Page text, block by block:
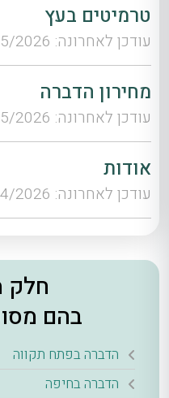
טרמיטים בעץ
עודכן לאחרונה: 07/05/2026, 14:47
מחירון הדברה
עודכן לאחרונה: 07/05/2026, 06:41
אודות
עודכן לאחרונה: 30/04/2026, 06:53
חלק
בהם
הדברה בפתח תקווה
הדברה בחיפה